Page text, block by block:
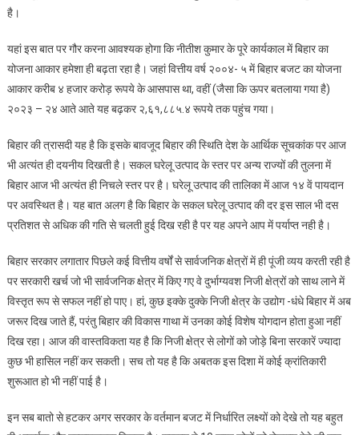
है।
यहां इस बात पर गौर करना आवश्यक होगा कि नीतीश कुमार के पूरे कार्यकाल में बिहार का
योजना आकार हमेशा ही बढ़ता रहा है। जहां वित्तीय वर्ष २००४- ५ में बिहार बजट का योजना
आकार करीब ४ हजार करोड़ रूपये के आसपास था, वहीं (जैसा कि ऊपर बतलाया गया है)
२०२३ – २४ आते आते यह बढ़कर २,६१,८८५.४ रूपये तक पहुंच गया।
बिहार की त्रासदी यह है कि इसके बावजूद बिहार की स्थिति देश के आर्थिक सूचकांक पर आज
भी अत्यंत ही दयनीय दिखती है। सकल घरेलू उत्पाद के स्तर पर अन्य राज्यों की तुलना में
बिहार आज भी अत्यंत ही निचले स्तर पर है। घरेलू उत्पाद की तालिका में आज १४ वें पायदान
पर अवस्थित है। यह बात अलग है कि बिहार के सकल घरेलू उत्पाद की दर इस साल भी दस
प्रतिशत से अधिक की गति से चलती हुई दिख रही है पर यह अपने आप में पर्याप्त नही है।
बिहार सरकार लगातार पिछले कई वित्तीय वर्षों से सार्वजनिक क्षेत्रों में ही पूंजी व्यय करती रही है
पर सरकारी खर्च जो भी सार्वजनिक क्षेत्र में किए गए वे दुर्भाग्यवश निजी क्षेत्रों को साथ लाने में
विस्तृत रूप से सफल नहीं हो पाए। हां, कुछ इक्के दुक्के निजी क्षेत्र के उद्योग -धंधे बिहार में अब
जरूर दिख जाते हैं, परंतु बिहार की विकास गाथा में उनका कोई विशेष योगदान होता हुआ नहीं
दिख रहा। आज की वास्तविकता यह है कि निजी क्षेत्र से लोगों को जोड़े बिना सरकारें ज्यादा
कुछ भी हासिल नहीं कर सकती। सच तो यह है कि अबतक इस दिशा में कोई क्रांतिकारी
शुरूआत हो भी नहीं पाई है।
इन सब बातो से हटकर अगर सरकार के वर्तमान बजट में निर्धारित लक्ष्यों को देखे तो यह बहुत